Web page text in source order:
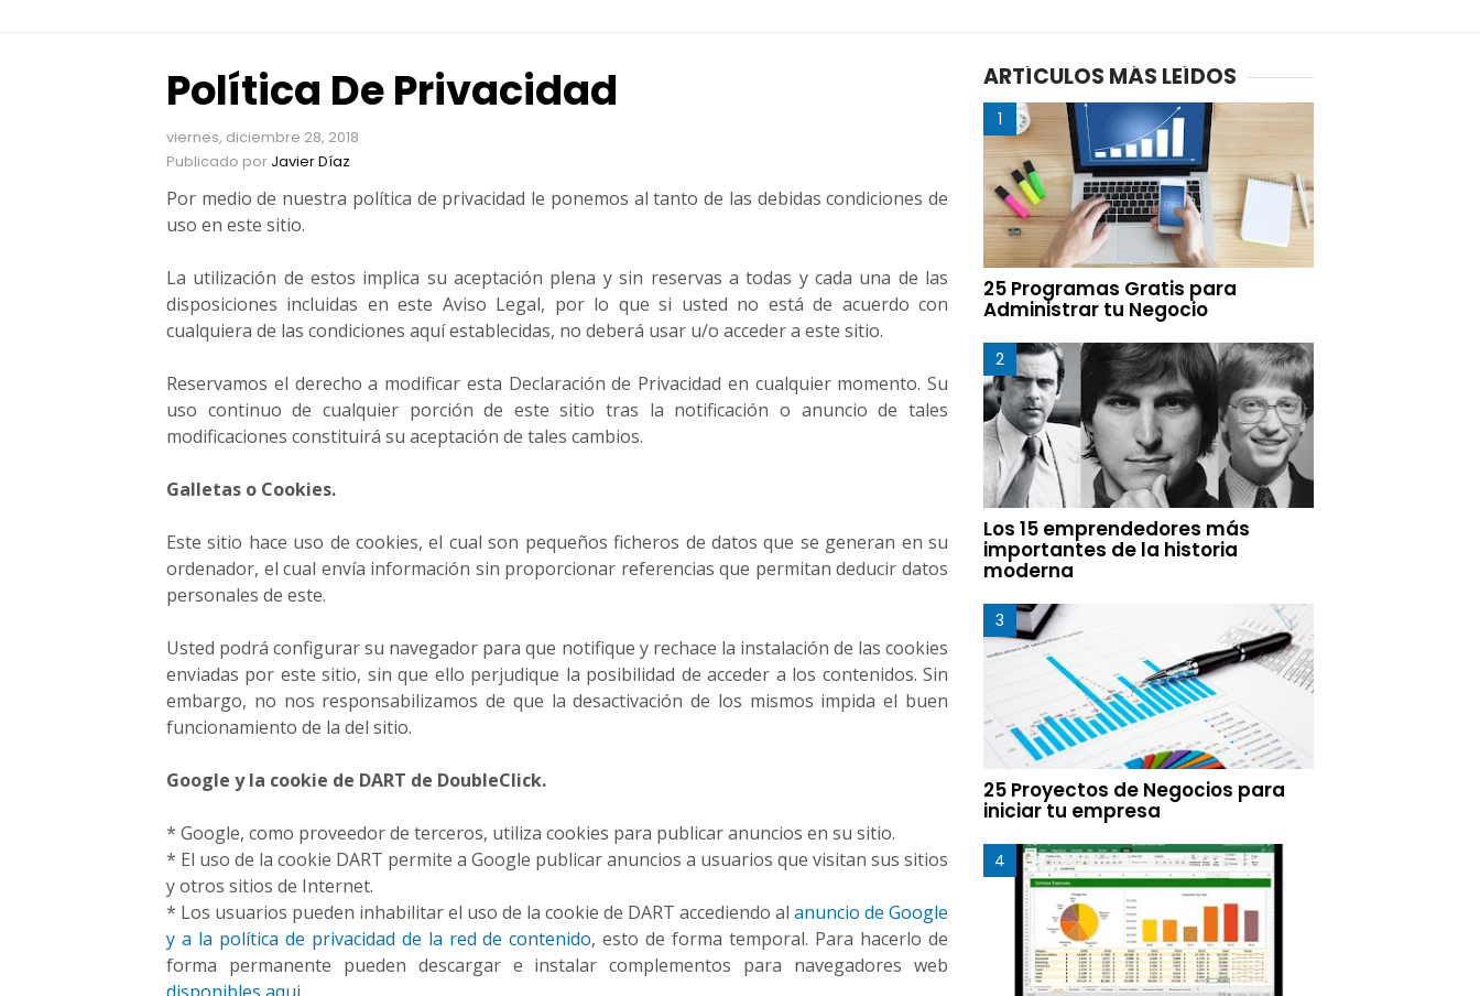
R
c
u
r
o
,
g
u
a
s
,
e
a
m
i
n
t
a
s
c
e
j
o
s
p
a
Política De Privacidad
viernes, diciembre 28, 2018
Publicado por Javier Díaz
Por medio de nuestra política de privacidad le ponemos al tanto de las debidas condiciones de
uso en este sitio.
La utilización de estos implica su aceptación plena y sin reservas a todas y cada una de las
disposiciones incluidas en este Aviso Legal, por lo que si usted no está de acuerdo con
cualquiera de las condiciones aquí establecidas, no deberá usar u/o acceder a este sitio.
Reservamos el derecho a modificar esta Declaración de Privacidad en cualquier momento. Su
uso continuo de cualquier porción de este sitio tras la notificación o anuncio de tales
modificaciones constituirá su aceptación de tales cambios.
Galletas o Cookies.
Este sitio hace uso de cookies, el cual son pequeños ficheros de datos que se generan en su
ordenador, el cual envía información sin proporcionar referencias que permitan deducir datos
personales de este.
Usted podrá configurar su navegador para que notifique y rechace la instalación de las cookies
enviadas por este sitio, sin que ello perjudique la posibilidad de acceder a los contenidos. Sin
embargo, no nos responsabilizamos de que la desactivación de los mismos impida el buen
funcionamiento de la del sitio.
Google y la cookie de DART de DoubleClick.
* Google, como proveedor de terceros, utiliza cookies para publicar anuncios en su sitio.
* El uso de la cookie DART permite a Google publicar anuncios a usuarios que visitan sus sitios
y otros sitios de Internet.
* Los usuarios pueden inhabilitar el uso de la cookie de DART accediendo al anuncio de Google
y a la política de privacidad de la red de contenido, esto de forma temporal. Para hacerlo de
forma permanente pueden descargar e instalar complementos para navegadores web
ARTÍCULOS MÁS LEÍDOS
25 Programas Gratis para
Administrar tu Negocio
Los 15 emprendedores más
importantes de la historia
moderna
25 Proyectos de Negocios para
iniciar tu empresa